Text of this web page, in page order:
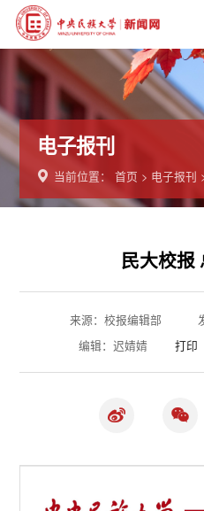
电子报刊
当前位置：首页 > 电子报刊
民大校报
来源：校报编辑部
编辑：迟婧婧
打印